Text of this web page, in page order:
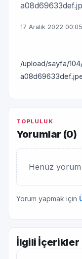
17 Aralık 2022 00:05
/upload/sayfa/
TOPLULUK
Yorumlar (0)
Henüz
Yorum yapmak için
İlgili İçerikler